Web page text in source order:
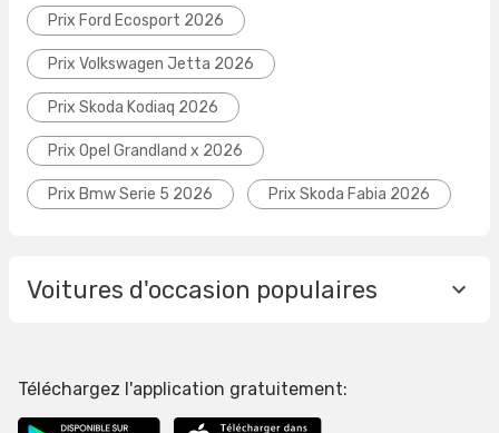
Prix Ford Ecosport 2026
Prix Volkswagen Jetta 2026
Prix Skoda Kodiaq 2026
Prix Opel Grandland x 2026
Prix Bmw Serie 5 2026 Prix Skoda Fabia 2026
Voitures d'occasion populaires
Téléchargez l'application gratuitement: